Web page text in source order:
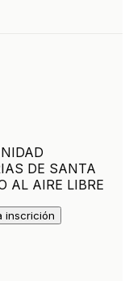
DE SANTA
AL AIRE LIBRE
inscrición